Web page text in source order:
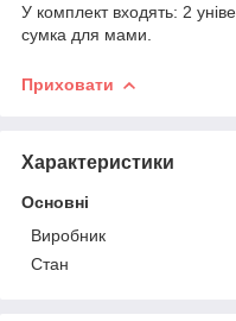
У комплект входять: 2
сумка для мами.
Приховати
Характеристики
Основні
Виробник
Стан